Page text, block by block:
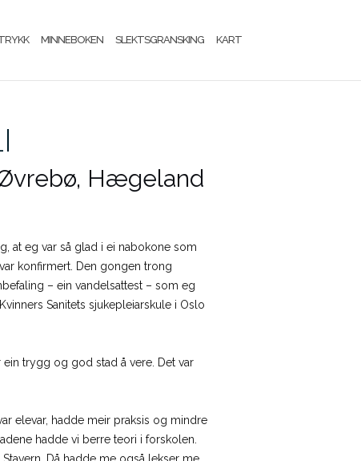
MINNEBOKEN SLEKTSGRANSKING KART
Hægeland
at eg var så glad i ei nabokone som
konfirmert. Den gongen trong
– ein vandelsattest – som eg
Sanitets sjukepleiarskule i Oslo
ein trygg og god stad å vere. Det var
elevar, hadde meir praksis og mindre
hadde vi berre teori i forskolen.